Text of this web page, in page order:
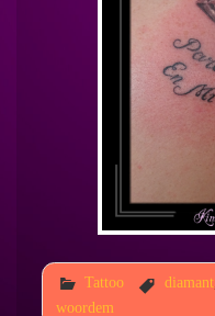
Tattoo diamant,
woordem